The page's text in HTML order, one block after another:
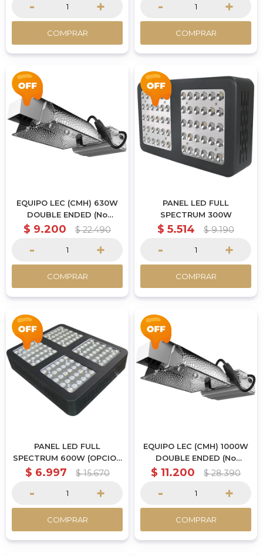
- +
COMPRAR
- +
COMPRAR
EQUIPO LEC (CMH) 630W
DOUBLE ENDED (No
Incluye Lampara)
$ 9.200 $ 22.490
- +
COMPRAR
PANEL LED FULL
SPECTRUM 300W
$ 5.514 $ 9.190
- +
COMPRAR
PANEL LED FULL
SPECTRUM 600W (OPCION
GROW O BLOOM)
$ 6.997 $ 15.670
- +
COMPRAR
EQUIPO LEC (CMH) 1000W
DOUBLE ENDED (No
Incluye Lampara)
$ 11.200 $ 28.390
- +
COMPRAR